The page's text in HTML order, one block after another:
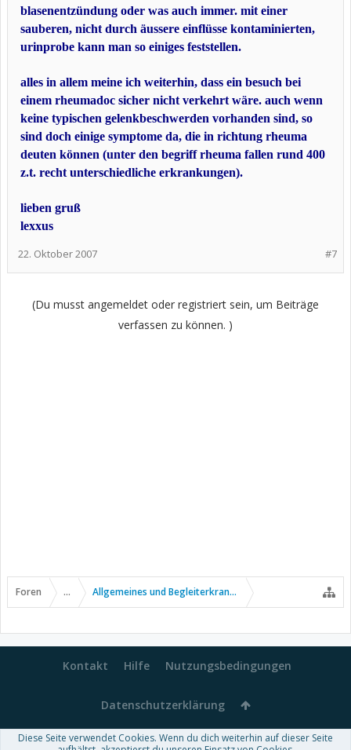
blasenentzündung oder was auch immer. mit einer
sauberen, nicht durch äussere einflüsse kontaminierten,
urinprobe kann man so einiges feststellen.
alles in allem meine ich weiterhin, dass ein besuch bei
einem rheumadoc sicher nicht verkehrt wäre. auch wenn
keine typischen gelenkbeschwerden vorhanden sind, so
sind doch einige symptome da, die in richtung rheuma
deuten können (unter den begriff rheuma fallen rund 400
z.t. recht unterschiedliche erkrankungen).
lieben gruß
lexxus
#7
22. Oktober 2007
(Du musst angemeldet oder registriert sein, um Beiträge
verfassen zu können. )
Foren ... Allgemeines und Begleiterkrankungen
Kontakt Hilfe Nutzungsbedingungen
Datenschutzerklärung
Diese Seite verwendet Cookies. Wenn du dich weiterhin auf dieser Seite